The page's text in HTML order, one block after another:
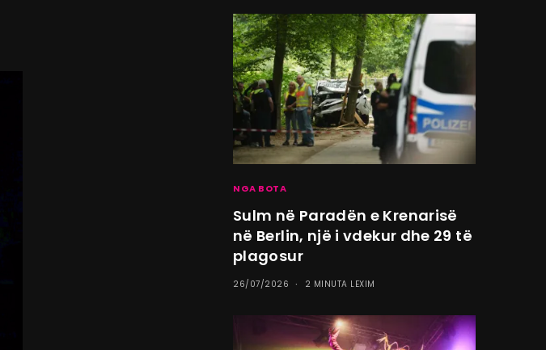
NGA BOTA
Sulm në Paradën e Krenarisë
në Berlin, një i vdekur dhe 29 të
plagosur
26/07/2026 2 MINUTA LEXIM